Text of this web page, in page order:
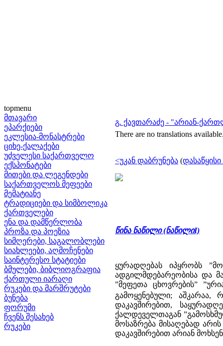
topmenu
მთავარი
ეპარქიები
ეკლესია-მონასტრები
ციხე-ქალაქები
უძველესი საქართველო
ექსპონატები
მითები და ლეგენდები
საქართველოს მეფეები
მემატიანე
ტრადიციები და სიმბოლიკა
ქართველები
ენა და დამწერლობა
პროზა და პოეზია
სიმღერები, საგალობლები
სიახლეები, აღმოჩენები
საინტერესო სტატიები
ბმულები, ბიბლიოგრაფია
ქართული იარაღი
რუკები და მარშრუტები
ბუნება
ფორუმი
ჩვენს შესახებ
რუკები
გ. ქავთარაძე - "არიან-
There are no translations
<უკან დაბრუნება (
წინა ნაწილი (ნაწილიI)
ყურადღებას იპყრობს
ადგილმდებარეობისა და
”მეფეთა ცხოვრების”
გამოყენებული;
დაკავშირებით,
ქალდეველთაგან
მოსაზრება მისაღებად
დაკავშირებით არიან